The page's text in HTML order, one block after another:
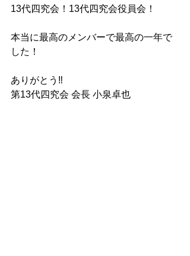
13代四究会！13代四究会役員会！
本当に最高のメンバーで最高の一年で
した！
ありがとう‼️
第13代四究会 会長 小泉卓也